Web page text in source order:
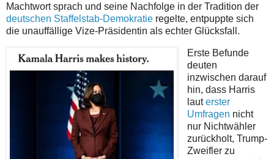
Machtwort sprach und seine Nachfolge in der Tradition der
deutschen Staffelstab-Demokratie regelte, entpuppte sich
die unauffällige Vize-Präsidentin als echter Glücksfall.
Erste Befunde
deuten
inzwischen darauf
hin, dass Harris
lauterster
Umfragen nicht
nur Nichtwähler
zurückholt, Trump-
Zweifler zu